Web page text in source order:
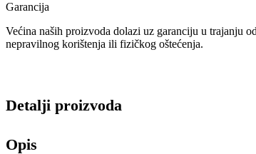
Garancija
Većina naših proizvoda dolazi uz garanciju u trajanju
nepravilnog korištenja ili fizičkog oštećenja.
Detalji proizvoda
Opis